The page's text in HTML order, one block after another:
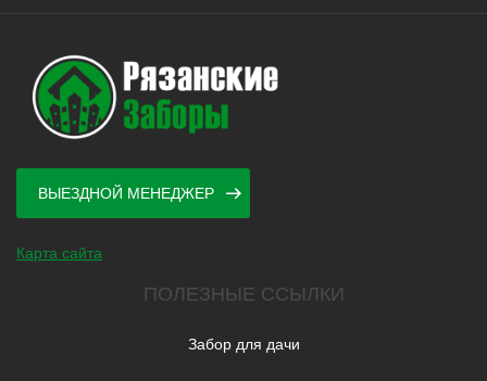
ВЫЕЗДНОЙ МЕНЕДЖЕР
Карта сайта
ПОЛЕЗНЫЕ ССЫЛКИ
Забор для дачи